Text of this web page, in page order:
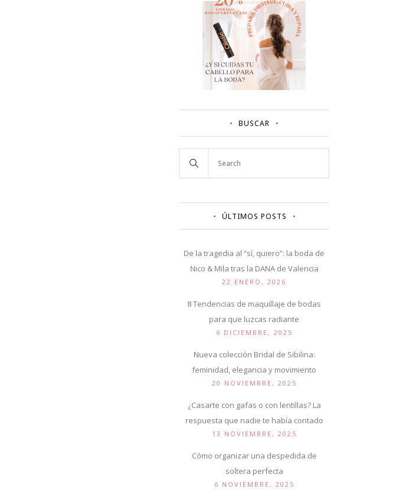
BUSCAR
ÚLTIMOS POSTS
De la tragedia al “sí, quiero”: la boda de
Nico & Mila tras la DANA de Valencia
22 ENERO, 2026
8 Tendencias de maquillaje de bodas
para que luzcas radiante
6 DICIEMBRE, 2025
Nueva colección Bridal de Sibilina:
feminidad, elegancia y movimiento
20 NOVIEMBRE, 2025
¿Casarte con gafas o con lentillas? La
respuesta que nadie te había contado
13 NOVIEMBRE, 2025
Cómo organizar una despedida de
soltera perfecta
6 NOVIEMBRE, 2025